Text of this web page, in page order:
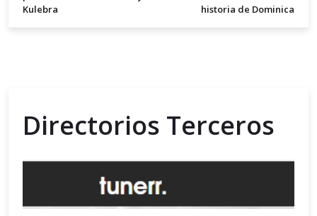
Kulebra
historia de Dominica
Directorios Terceros